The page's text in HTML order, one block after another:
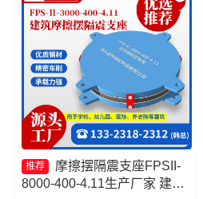
推荐
摩擦摆隔震支座FPSII-
8000-400-4.11生产厂家 建筑